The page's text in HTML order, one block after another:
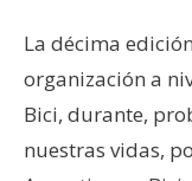
La décima
organización a
Bici, durante,
nuestras vidas,